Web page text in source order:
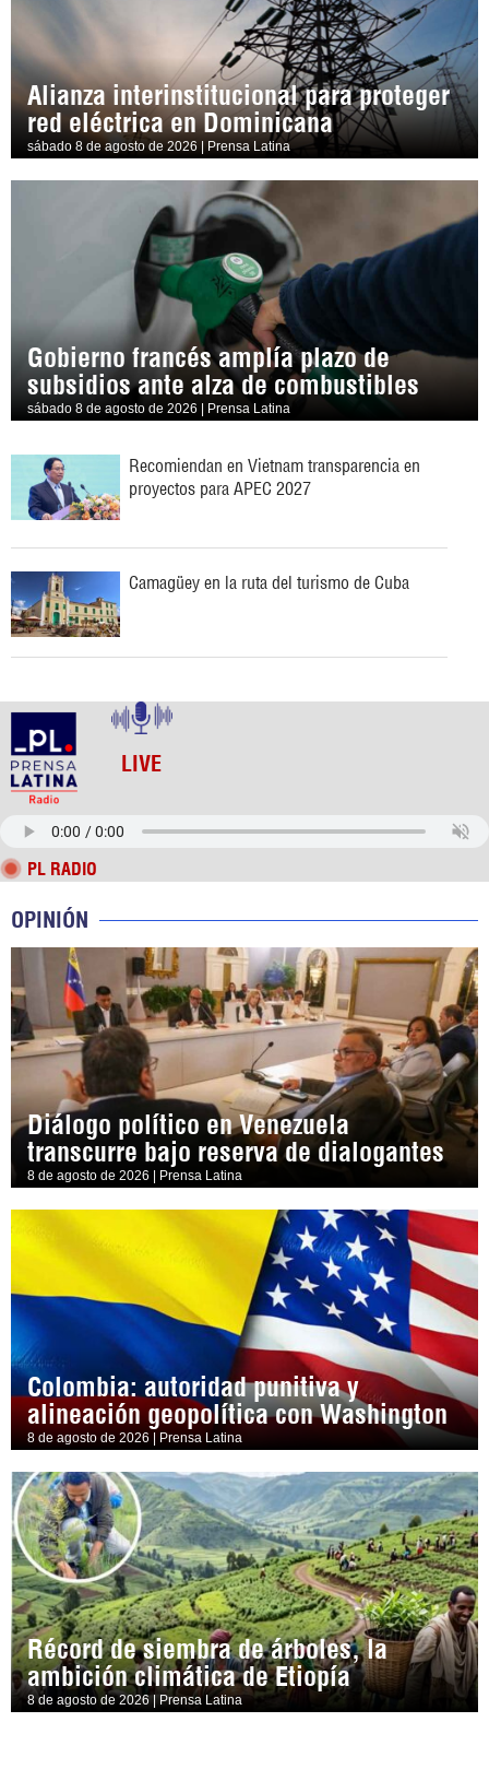
Alianza interinstitucional para proteger
red eléctrica en Dominicana
sábado 8 de agosto de 2026 | Prensa Latina
Gobierno francés amplía plazo de
subsidios ante alza de combustibles
sábado 8 de agosto de 2026 | Prensa Latina
Recomiendan en Vietnam transparencia en
proyectos para APEC 2027
Camagüey en la ruta del turismo de Cuba
LIVE
PL RADIO
OPINIÓN
Diálogo político en Venezuela
transcurre bajo reserva de dialogantes
8 de agosto de 2026 | Prensa Latina
Colombia: autoridad punitiva y
alineación geopolítica con Washington
8 de agosto de 2026 | Prensa Latina
Récord de siembra de árboles, la
ambición climática de Etiopía
8 de agosto de 2026 | Prensa Latina